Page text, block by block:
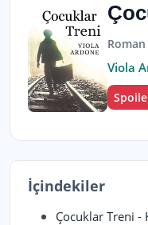
Roman
Viola
İçindekiler
Çocuklar Treni -